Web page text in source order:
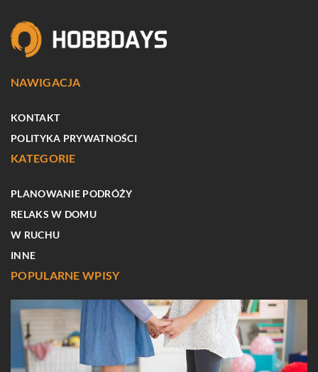
NAWIGACJA
KONTAKT
POLITYKA PRYWATNOŚCI
KATEGORIE
PLANOWANIE PODRÓŻY
RELAKS W DOMU
W RUCHU
INNE
POPULARNE WPISY